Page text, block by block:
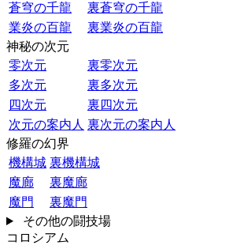
蒼穹の千龍
裏蒼穹の千龍
業炎の百龍
裏業炎の百龍
神秘の次元
零次元
裏零次元
多次元
裏多次元
四次元
裏四次元
次元の案内人 裏次元の案内人
修羅の幻界
機構城 裏機構城
魔廊
裏魔廊
魔門
裏魔門
その他の闘技場
コロシアム